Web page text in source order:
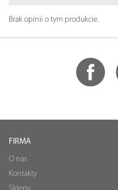
Brak opinii o tym produkcie.
FIRMA
O nas
Kontakty